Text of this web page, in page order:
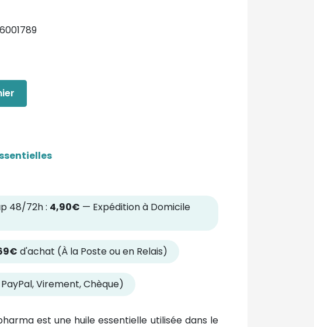
48/72h : 4,90€ — Expédition à Domicile
d'achat (À la Poste ou en Relais)
Virement, Chèque)
est une huile essentielle utilisée dans le